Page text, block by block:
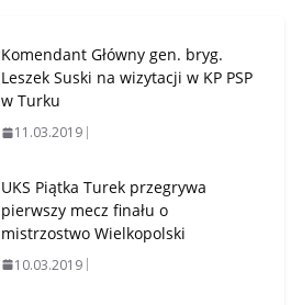
Komendant Główny gen. bryg.
Leszek Suski na wizytacji w KP PSP
w Turku
11.03.2019
UKS Piątka Turek przegrywa
pierwszy mecz finału o
mistrzostwo Wielkopolski
10.03.2019